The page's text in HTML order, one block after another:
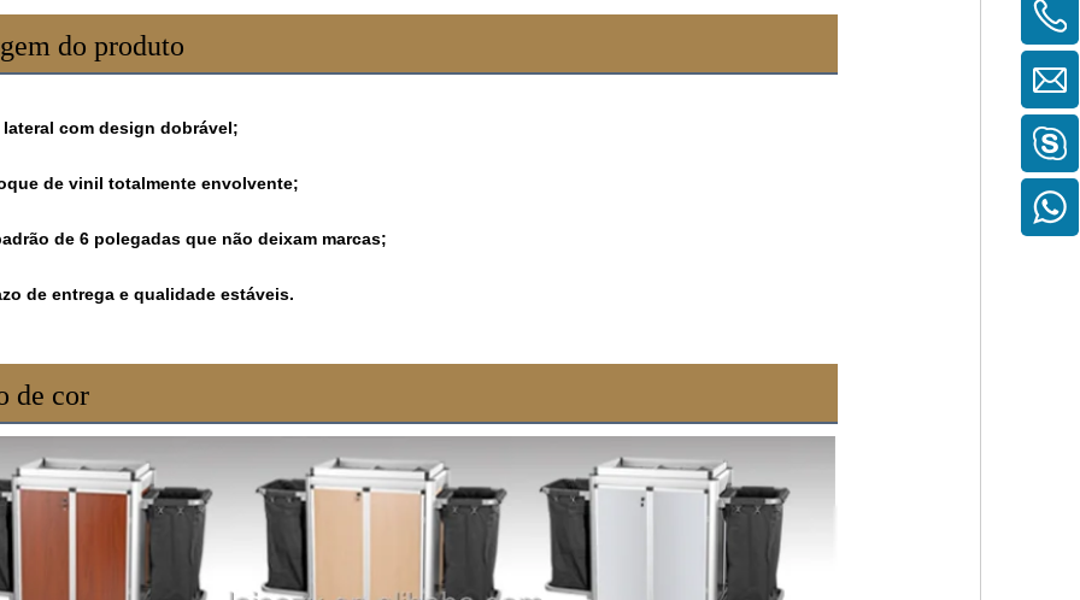
do produto
com design dobrável;
de vinil totalmente envolvente;
de 6 polegadas que não deixam marcas;
de entrega e qualidade estáveis.
de cor